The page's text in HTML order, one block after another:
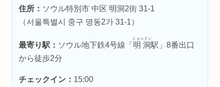
住所： ソウル特別市 中区 明洞2街 31-1
（서울특별시 중구 명동2가 31-1）
最寄り駅： ソウル地下鉄4号線「 明洞
ミョンドン
駅」8番出口
から徒歩2分
チェックイン： 15:00